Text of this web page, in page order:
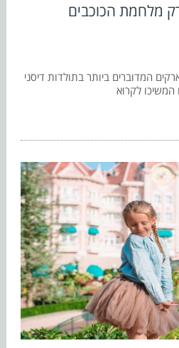
מלחמת הכוכבים
המדוברים ביותר בתולדות דיסני
לקרוא